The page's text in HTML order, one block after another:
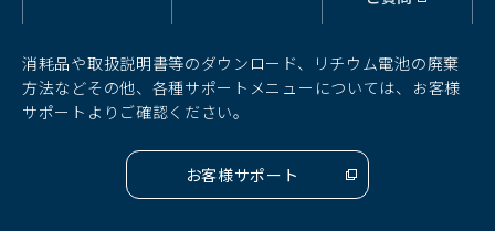
ド
ウ
で
開
ド
ウ
で
く）
ィ
ド
で
消耗品や取扱説明書等のダウンロード、リチウム電池の廃棄
方法などその他、各種サポートメニューについては、お客様
サポートよりご確認ください。
お客様サポート
（別
ウ